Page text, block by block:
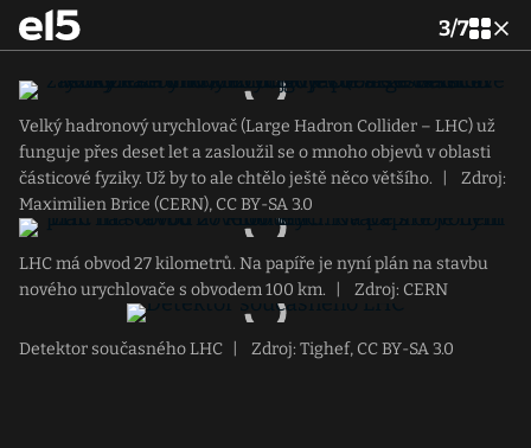
3/7
Velký hadronový urychlovač (Large Hadron Collider – LHC) už
funguje přes deset let a zasloužil se o mnoho objevů v oblasti
částicové fyziky. Už by to ale chtělo ještě něco většího.
Zdroj:
Maximilien Brice (CERN), CC BY-SA 3.0
LHC má obvod 27 kilometrů. Na papíře je nyní plán na stavbu
nového urychlovače s obvodem 100 km.
Zdroj: CERN
Detektor současného LHC Zdroj: Tighef, CC BY-SA 3.0